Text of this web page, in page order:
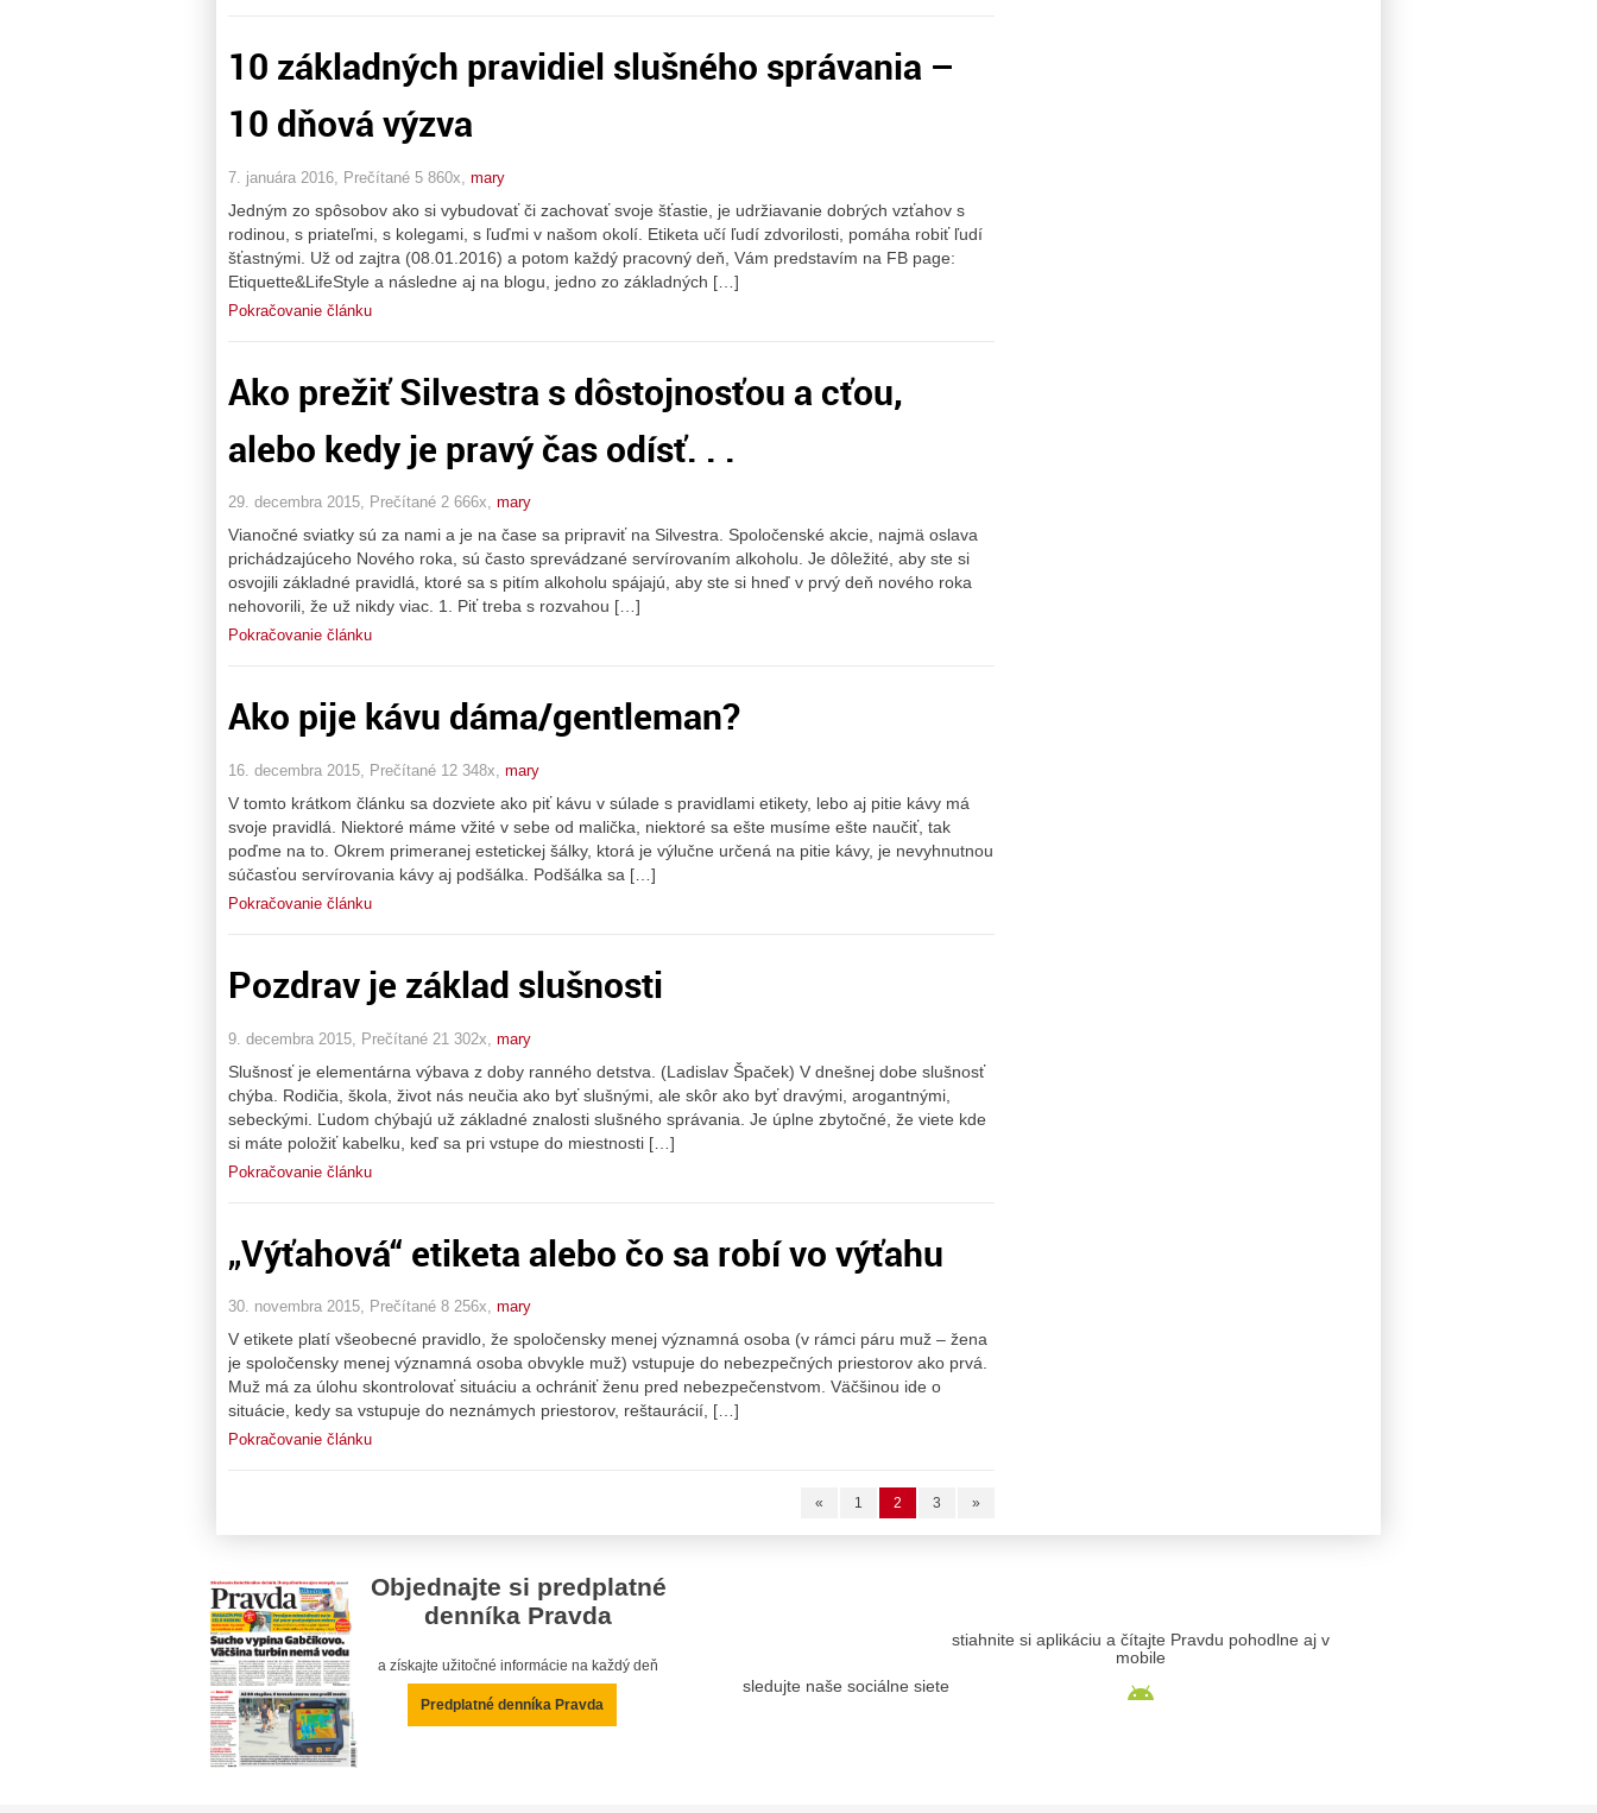
10 základných pravidiel slušného správania –
10 dňová výzva
7. januára 2016, Prečítané 5 860x, mary
Jedným zo spôsobov ako si vybudovať či zachovať svoje šťastie, je udržiavanie dobrých vzťahov s
rodinou, s priateľmi, s kolegami, s ľuďmi v našom okolí. Etiketa učí ľudí zdvorilosti, pomáha robiť ľudí
šťastnými. Už od zajtra (08.01.2016) a potom každý pracovný deň, Vám predstavím na FB page:
Etiquette&LifeStyle a následne aj na blogu, jedno zo základných […]
Pokračovanie článku
Ako prežiť Silvestra s dôstojnosťou a cťou,
alebo kedy je pravý čas odísť. . .
29. decembra 2015, Prečítané 2 666x, mary
Vianočné sviatky sú za nami a je na čase sa pripraviť na Silvestra. Spoločenské akcie, najmä oslava
prichádzajúceho Nového roka, sú často sprevádzané servírovaním alkoholu. Je dôležité, aby ste si
osvojili základné pravidlá, ktoré sa s pitím alkoholu spájajú, aby ste si hneď v prvý deň nového roka
nehovorili, že už nikdy viac. 1. Piť treba s rozvahou […]
Pokračovanie článku
Ako pije kávu dáma/gentleman?
16. decembra 2015, Prečítané 12 348x, mary
V tomto krátkom článku sa dozviete ako piť kávu v súlade s pravidlami etikety, lebo aj pitie kávy má
svoje pravidlá. Niektoré máme vžité v sebe od malička, niektoré sa ešte musíme ešte naučiť, tak
poďme na to. Okrem primeranej estetickej šálky, ktorá je výlučne určená na pitie kávy, je nevyhnutnou
súčasťou servírovania kávy aj podšálka. Podšálka sa […]
Pokračovanie článku
Pozdrav je základ slušnosti
9. decembra 2015, Prečítané 21 302x, mary
Slušnosť je elementárna výbava z doby ranného detstva. (Ladislav Špaček) V dnešnej dobe slušnosť
chýba. Rodičia, škola, život nás neučia ako byť slušnými, ale skôr ako byť dravými, arogantnými,
sebeckými. Ľudom chýbajú už základné znalosti slušného správania. Je úplne zbytočné, že viete kde
si máte položiť kabelku, keď sa pri vstupe do miestnosti […]
Pokračovanie článku
„Výťahová“ etiketa alebo čo sa robí vo výťahu
30. novembra 2015, Prečítané 8 256x, mary
V etikete platí všeobecné pravidlo, že spoločensky menej významná osoba (v rámci páru muž – žena
je spoločensky menej významná osoba obvykle muž) vstupuje do nebezpečných priestorov ako prvá.
Muž má za úlohu skontrolovať situáciu a ochrániť ženu pred nebezpečenstvom. Väčšinou ide o
situácie, kedy sa vstupuje do neznámych priestorov, reštaurácií, […]
Pokračovanie článku
« 1 2 3 »
Objednajte si predplatné
denníka Pravda
a získajte užitočné informácie na každý deň
Predplatné denníka Pravda
sledujte naše sociálne siete
stiahnite si aplikáciu a čítajte Pravdu pohodlne aj v
mobile